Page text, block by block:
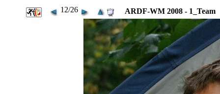
12/26 ARDF-WM 2008 - 1_Team